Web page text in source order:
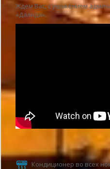
Ждем Вас, с уважением
«Далида».
Услуги
Кондиционер во всех